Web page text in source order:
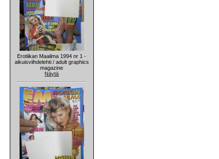
Erotiikan Maailma 1994 nr 1 -
aikuisviihdelehti / adult graphics
magazine
Näytä